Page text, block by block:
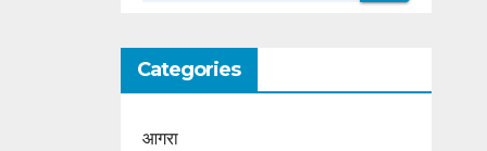
Categories
आगरा